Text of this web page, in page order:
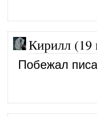
Кирилл (19
Побежал